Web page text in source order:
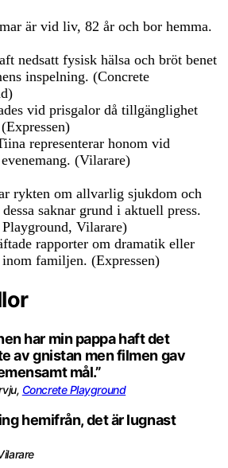
är vid liv, 82 år och bor hemma.
nedsatt fysisk hälsa och bröt benet
inspelning. (Concrete
vid prisgalor då tillgänglighet
representerar honom vid
(Vilarare)
rykten om allvarlig sjukdom och
saknar grund i aktuell press.
Vilarare)
rapporter om dramatik eller
familjen. (Expressen)
har min pappa haft det
av gnistan men filmen gav
mål.”
Concrete Playground
hemifrån, det är lugnast